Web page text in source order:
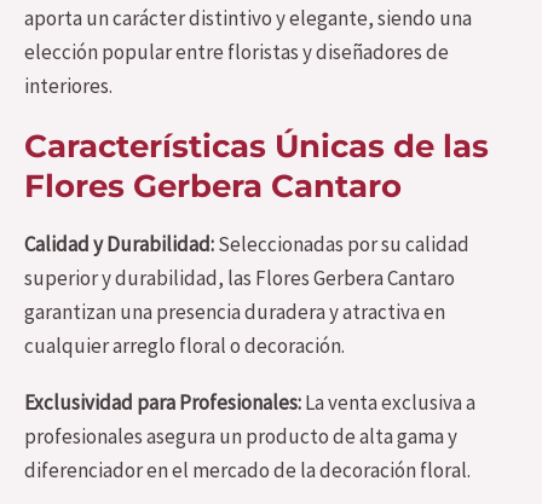
aporta un carácter distintivo y elegante, siendo una
elección popular entre floristas y diseñadores de
interiores.
Características Únicas de las
Flores Gerbera Cantaro
Calidad y Durabilidad:Seleccionadas por su calidad
superior y durabilidad, las Flores Gerbera Cantaro
garantizan una presencia duradera y atractiva en
cualquier arreglo floral o decoración.
Exclusividad para Profesionales:La venta exclusiva a
profesionales asegura un producto de alta gama y
diferenciador en el mercado de la decoración floral.